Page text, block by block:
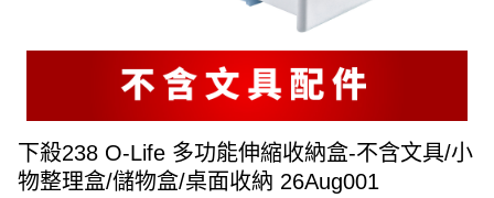
下殺238 O-Life 多功能伸縮收納盒-不含文具/小
物整理盒/儲物盒/桌面收納 26Aug001